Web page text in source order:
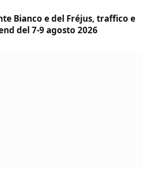
Bianco e del Fréjus, traffico e
del 7-9 agosto 2026